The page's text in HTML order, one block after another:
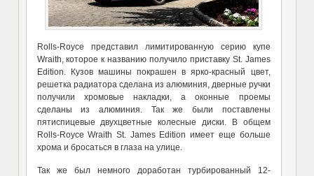
Rolls-Royce представил лимитированную серию купе
Wraith, которое к названию получило приставку St. James
Edition. Кузов машины покрашен в ярко-красный цвет,
решетка радиатора сделана из алюминия, дверные ручки
получили хромовые накладки, а оконные проемы
сделаны из алюминия. Так же были поставлены
пятиспицевые двухцветные колесные диски. В общем
Rolls-Royce Wraith St. James Edition имеет еще больше
хрома и бросаться в глаза на улице.
Так же был немного доработан турбированный 12-